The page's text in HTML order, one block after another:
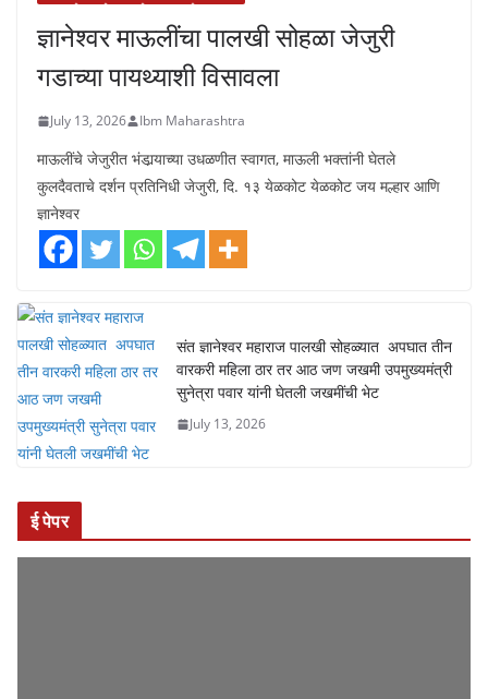
July 13, 2026 Ibm Maharashtra
माऊलींचे जेजुरीत भंडार्‍याच्या उधळणीत स्वागत, माऊली भक्तांनी घेतले
कुलदैवताचे दर्शन प्रतिनिधी जेजुरी, दि. १३ येळकोट येळकोट जय मल्हार आणि
संत ज्ञानेश्वर महाराज पालखी सोहळ्यात अपघात तीन
वारकरी महिला ठार तर आठ जण जखमी उपमुख्यमंत्री
ई पेपर